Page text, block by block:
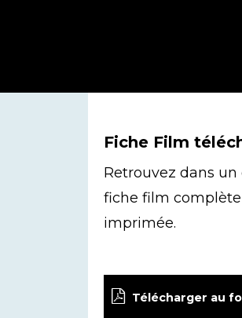
Fiche Film
Retrouvez dans
fiche film
imprimée.
Télécharger au